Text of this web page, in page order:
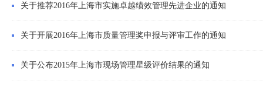
关于推荐2016年上海市实施卓越绩效管理先进企业的通知
关于开展2016年上海市质量管理奖申报与评审工作的通知
关于公布2015年上海市现场管理星级评价结果的通知